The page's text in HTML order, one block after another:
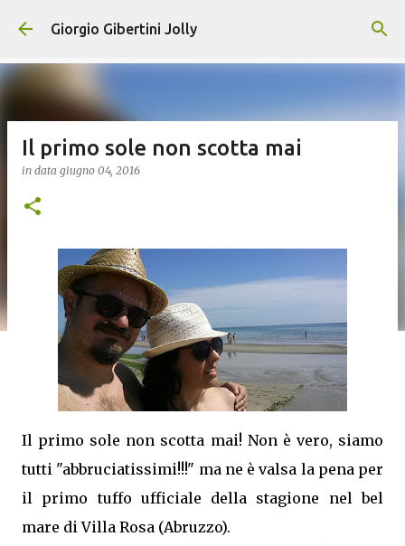
Passa ai contenuti principali
Giorgio Gibertini Jolly
Il primo sole non scotta mai
in data giugno 04, 2016
Il primo sole non scotta mai! Non è vero, siamo
tutti "abbruciatissimi!!!" ma ne è valsa la pena per
il primo tuffo ufficiale della stagione nel bel
mare di Villa Rosa (Abruzzo).